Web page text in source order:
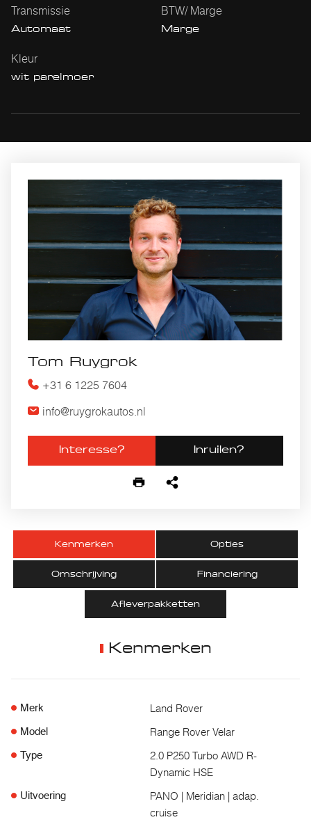
Transmissie
Automaat
BTW/ Marge
Marge
Kleur
wit parelmoer
Tom Ruygrok
+31 6 1225 7604
info@ruygrokautos.nl
Interesse? Inruilen?
Kenmerken Opties
Omschrijving Financiering
Afleverpakketten
Kenmerken
Merk Land Rover
Model Range Rover Velar
Type
2.0 P250 Turbo AWD R-
Dynamic HSE
Uitvoering
PANO | Meridian | adap.
cruise